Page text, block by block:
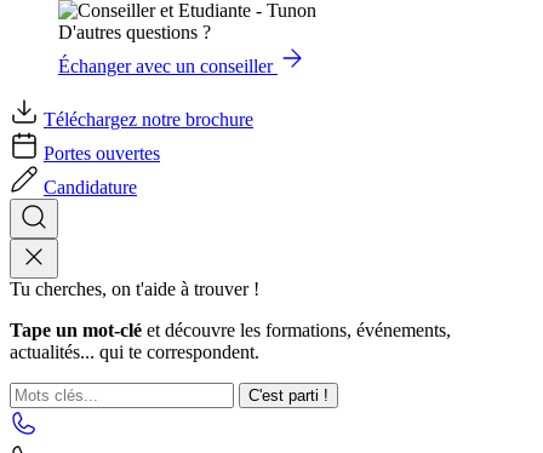
D'autres questions ?
Échanger avec un conseiller
Téléchargez notre brochure
Portes ouvertes
Candidature
Tu cherches, on t'aide à trouver !
Tape un mot-clé et découvre les formations, événements,
actualités... qui te correspondent.
C'est parti !